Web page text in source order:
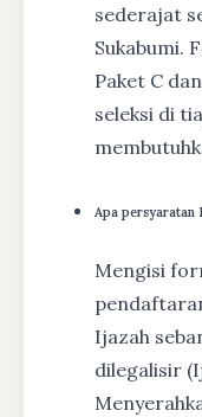
sederajat
Sukabumi.
Paket C
seleksi di
Apa persyaratan
Mengisi
Ijazah
dilegalisir